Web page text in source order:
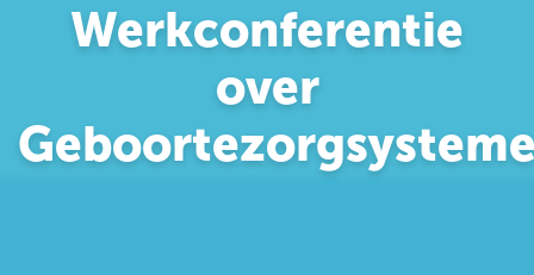
Werkconferentie
over